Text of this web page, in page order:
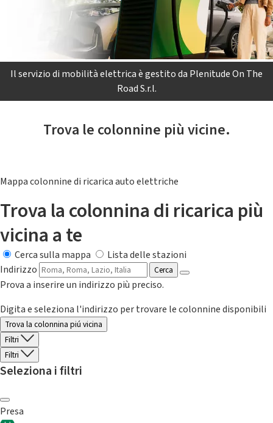
Il servizio di mobilità elettrica è gestito da Plenitude On The
Road S.r.l.
Trova le colonnine più vicine.
Mappa colonnine di ricarica auto elettriche
Trova la colonnina di ricarica più
vicina a te
Cerca sulla mappa
Lista delle stazioni
Indirizzo
Cerca
Prova a inserire un indirizzo più preciso.
Digita e seleziona l'indirizzo per trovare le colonnine disponibili
Trova la colonnina piú vicina
Filtri
Filtri
Seleziona i filtri
Presa